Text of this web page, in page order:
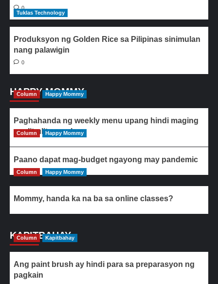
0
Tuklas Technology
Produksyon ng Golden Rice sa Pilipinas sinimulan
nang palawigin
0
HAPPY MOMMY
Column Happy Mommy
Paghahanda ng weekly menu upang hindi maging
paulit-ulit ang ulam
Column Happy Mommy
Paano dapat mag-budget ngayong may pandemic
Column Happy Mommy
Mommy, handa ka na ba sa online classes?
KAPITBAHAY
Column Kapitbahay
Ang paint brush ay hindi para sa preparasyon ng
pagkain